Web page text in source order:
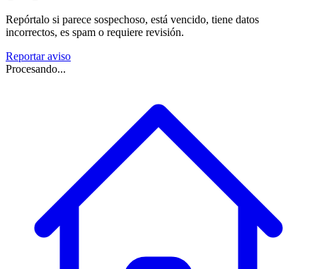
Repórtalo si parece sospechoso, está vencido, tiene datos
incorrectos, es spam o requiere revisión.
Reportar aviso
Procesando...